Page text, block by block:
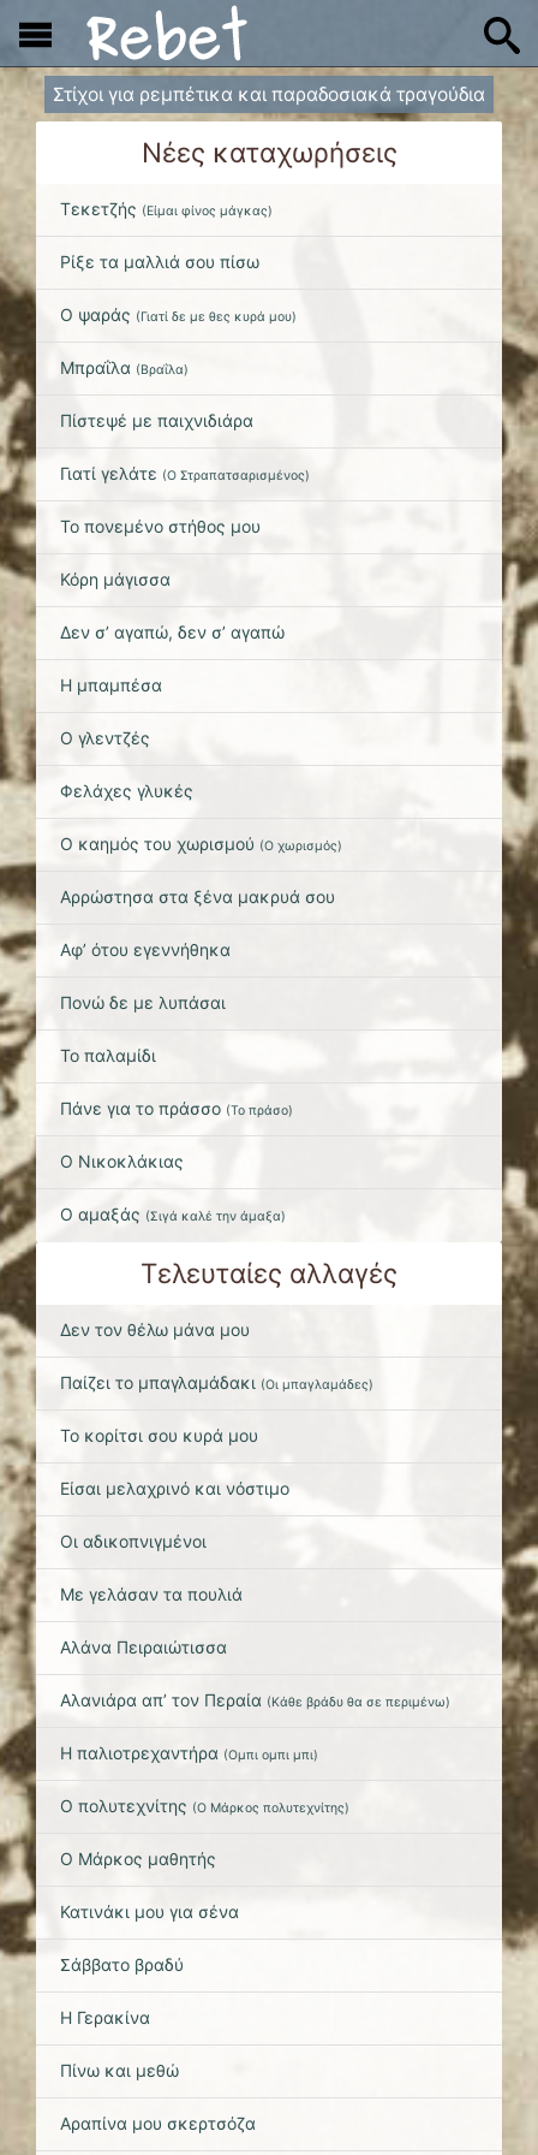
x
Στίχοι για ρεμπέτικα και παραδοσιακά τραγούδια
Νέες καταχωρήσεις
Τεκετζής (Είμαι φίνος μάγκας)
Ρίξε τα μαλλιά σου πίσω
Ο ψαράς (Γιατί δε με θες κυρά μου)
Μπραΐλα (Βραΐλα)
Πίστεψέ με παιχνιδιάρα
Γιατί γελάτε (Ο Στραπατσαρισμένος)
Το πονεμένο στήθος μου
Κόρη μάγισσα
Δεν σ’ αγαπώ, δεν σ’ αγαπώ
Η μπαμπέσα
Ο γλεντζές
Φελάχες γλυκές
Ο καημός του χωρισμού (Ο χωρισμός)
Αρρώστησα στα ξένα μακρυά σου
Αφ’ ότου εγεννήθηκα
Πονώ δε με λυπάσαι
Το παλαμίδι
Πάνε για το πράσσο (Το πράσο)
Ο Νικοκλάκιας
Ο αμαξάς (Σιγά καλέ την άμαξα)
Τελευταίες αλλαγές
Δεν τον θέλω μάνα μου
Παίζει το μπαγλαμάδακι (Οι μπαγλαμάδες)
Το κορίτσι σου κυρά μου
Είσαι μελαχρινό και νόστιμο
Οι αδικοπνιγμένοι
Με γελάσαν τα πουλιά
Αλάνα Πειραιώτισσα
Αλανιάρα απ’ τον Περαία (Κάθε βράδυ θα σε περιμένω)
Η παλιοτρεχαντήρα (Ομπι ομπι μπι)
Ο πολυτεχνίτης (Ο Μάρκος πολυτεχνίτης)
Ο Μάρκος μαθητής
Κατινάκι μου για σένα
Σάββατο βραδύ
Η Γερακίνα
Πίνω και μεθώ
Αραπίνα μου σκερτσόζα